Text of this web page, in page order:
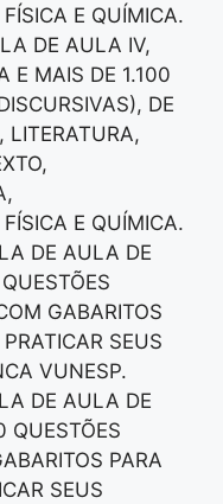
E QUÍMICA.
DE AULA IV,
E MAIS DE 1.100
DE
LITERATURA,
E QUÍMICA.
DE AULA DE
GABARITOS
SEUS
VUNESP.
DE AULA DE
QUESTÕES
PARA
SEUS